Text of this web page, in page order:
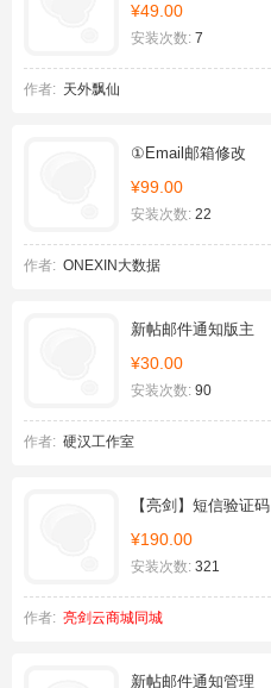
¥49.00
安装次数: 7
作者: 天外飘仙
①Email邮箱修改
¥99.00
安装次数: 22
作者: ONEXIN大数据
新帖邮件通知版主
¥30.00
安装次数: 90
作者: 硬汉工作室
【亮剑】短信验证码
¥190.00
安装次数: 321
作者: 亮剑云商城同城
新帖邮件通知管理